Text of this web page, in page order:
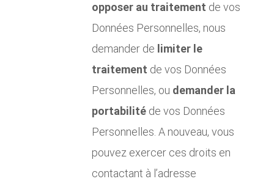
opposer au traitement de vos
Données Personnelles, nous
demander de limiter le
traitement de vos Données
Personnelles, ou demander la
portabilité de vos Données
Personnelles. A nouveau, vous
pouvez exercer ces droits en
contactant à l’adresse